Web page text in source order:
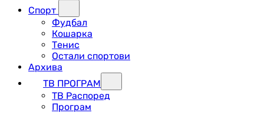
Спорт
Фудбал
Кошарка
Тенис
Остали спортови
Архива
ТВ ПРОГРАМ
ТВ Распоред
Програм